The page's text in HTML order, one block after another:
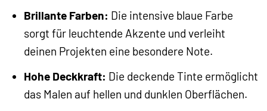
Brillante Farben: Die intensive blaue Farbe
sorgt für leuchtende Akzente und verleiht
deinen Projekten eine besondere Note.
Hohe Deckkraft: Die deckende Tinte ermöglicht
das Malen auf hellen und dunklen Oberflächen.